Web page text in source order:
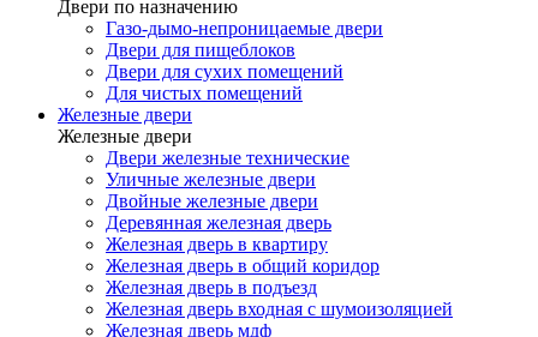
Двери по назначению
Газо-дымо-непроницаемые двери
Двери для пищеблоков
Двери для сухих помещений
Для чистых помещений
Железные двери
Железные двери
Двери железные технические
Уличные железные двери
Двойные железные двери
Деревянная железная дверь
Железная дверь в квартиру
Железная дверь в общий коридор
Железная дверь в подъезд
Железная дверь входная с шумоизоляцией
Железная дверь мдф